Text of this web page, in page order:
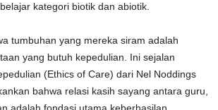
kategori biotik dan abiotik.
tumbuhan yang mereka siram adalah
yang butuh kepedulian. Ini sejalan
(Ethics of Care) dari Nel Noddings
bahwa relasi kasih sayang antara guru,